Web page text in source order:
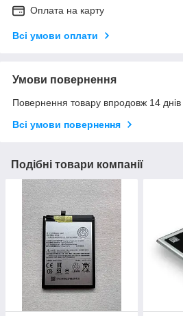
Оплата на карту
Всі умови оплати
Умови повернення
Повернення товару впродовж 14 днів
Всі умови повернення
Подібні товари компанії